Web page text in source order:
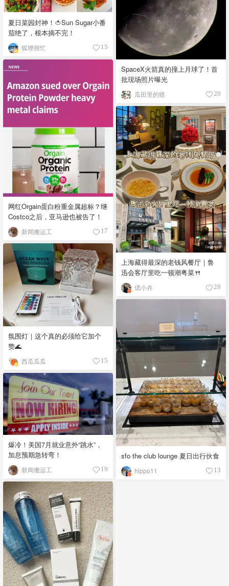
夏日菜园封神！🍅Sun Sugar小番
茄绝了，根本摘不完！
狐狸很忙 15
SpaceX火箭真的撞上月球了！首
批现场照片曝光
瓜田里的猹 20
网红Orgain蛋白粉重金属超标？继
Costco之后，亚马逊也被告了！
新闻搬运工 17
上海藏得最深的老钱风餐厅｜鲁
迅会客厅里吃一顿潮粤菜🍴
偲小卉 28
氛围灯｜这个真的必须给它加个
赞🌊
西瓜瓜瓜 15
sfo the club lounge 夏日出行伙食
hippo11 13
爆冷！美国7月就业意外“跳水”，
加息预期急转弯！
新闻搬运工 19